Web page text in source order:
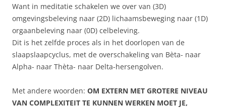
Want in meditatie schakelen we over van (3D)
omgevingsbeleving naar (2D) lichaamsbeweging naar (1D)
orgaanbeleving naar (0D) celbeleving.
Dit is het zelfde proces als in het doorlopen van de
slaapslaapcyclus, met de overschakeling van Bèta- naar
Alpha- naar Thèta- naar Delta-hersengolven.
Met andere woorden: OM EXTERN MET GROTERE NIVEAU
VAN COMPLEXITEIT TE KUNNEN WERKEN MOET JE,